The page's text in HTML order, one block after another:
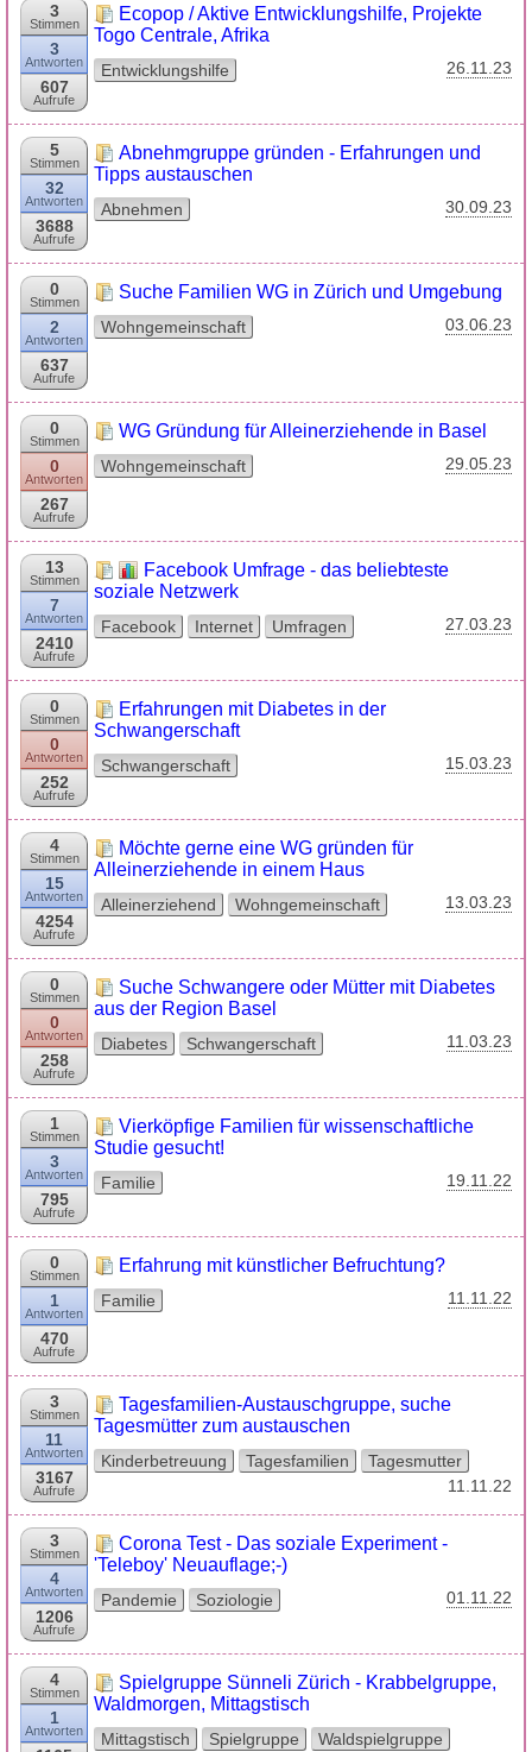
3
Stimmen
3
Antworten
607
Aufrufe
Ecopop / Aktive Entwicklungshilfe, Projekte
Togo Centrale, Afrika
Entwicklungshilfe 26.11.23
5
Stimmen
32
Antworten
3688
Aufrufe
Abnehmgruppe gründen - Erfahrungen und
Tipps austauschen
Abnehmen 30.09.23
0
Stimmen
2
Antworten
637
Aufrufe
Suche Familien WG in Zürich und Umgebung
Wohngemeinschaft 03.06.23
0
Stimmen
0
Antworten
267
Aufrufe
WG Gründung für Alleinerziehende in Basel
Wohngemeinschaft 29.05.23
13
Stimmen
7
Antworten
2410
Aufrufe
Facebook Umfrage - das beliebteste
soziale Netzwerk
Facebook Internet Umfragen 27.03.23
0
Stimmen
0
Antworten
252
Aufrufe
Erfahrungen mit Diabetes in der
Schwangerschaft
Schwangerschaft 15.03.23
4
Stimmen
15
Antworten
4254
Aufrufe
Möchte gerne eine WG gründen für
Alleinerziehende in einem Haus
Alleinerziehend Wohngemeinschaft 13.03.23
0
Stimmen
0
Antworten
258
Aufrufe
Suche Schwangere oder Mütter mit Diabetes
aus der Region Basel
Diabetes Schwangerschaft 11.03.23
1
Stimmen
3
Antworten
795
Aufrufe
Vierköpfige Familien für wissenschaftliche
Studie gesucht!
Familie 19.11.22
0
Stimmen
1
Antworten
470
Aufrufe
Erfahrung mit künstlicher Befruchtung?
Familie 11.11.22
3
Stimmen
11
Antworten
3167
Aufrufe
Tagesfamilien-Austauschgruppe, suche
Tagesmütter zum austauschen
Kinderbetreuung Tagesfamilien
Tagesmutter
11.11.22
3
Stimmen
4
Antworten
1206
Aufrufe
Corona Test - Das soziale Experiment -
'Teleboy' Neuauflage;-)
Pandemie Soziologie 01.11.22
4
Stimmen
1
Antworten
Spielgruppe Sünneli Zürich - Krabbelgruppe,
Waldmorgen, Mittagstisch
Mittagstisch Spielgruppe Waldspielgruppe